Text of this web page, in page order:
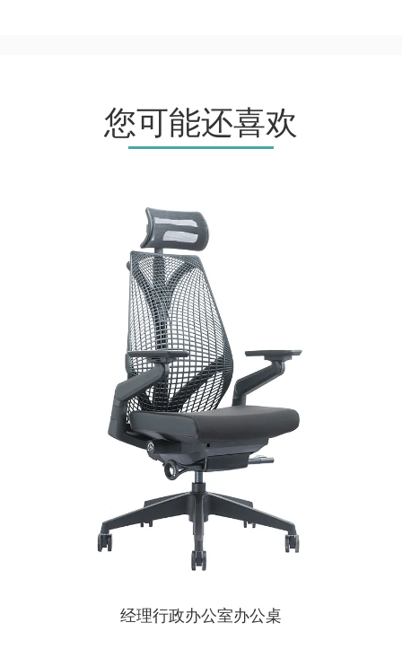
您可能还喜欢
经理行政办公室办公桌